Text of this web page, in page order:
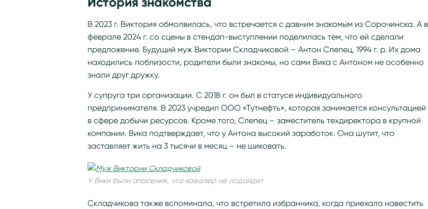
В 2023 г. Виктория обмолвилась, что встречается с давним знакомым из Сорочинска. А в
феврале 2024 г. со сцены в стендап-выступлении поделилась тем, что ей сделали
предложение. Будущий муж Виктории Складчиковой – Антон Слепец, 1994 г. р. Их дома
находились поблизости, родители были знакомы, но сами Вика с Антоном не особенно
знали друг дружку.
У супруга три организации. С 2018 г. он был в статусе индивидуального
предпринимателя. В 2023 учредил ООО «Тутнефть», которая занимается консультацией
в сфере добычи ресурсов. Кроме того, Слепец – заместитель техдиректора в крупной
компании. Вика подтверждает, что у Антона высокий заработок. Она шутит, что
заставляет жить на 3 тысячи в месяц – не шиковать.
У Вики были опасения, что кавалер не подойдет
Складчикова также вспоминала, что встретила избранника, когда приехала навестить